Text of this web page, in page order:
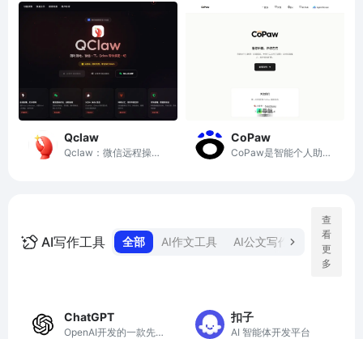
精选Top 50高质量AI技
Qclaw
Qclaw：微信远程操控
CoPaw
CoPaw是智能个人助
AI写作工具 全部 AI作文工具 AI公文写作 AI内容检测
查
看
更
多
ChatGPT
OpenAI开发的一款先
扣子
AI 智能体开发平台